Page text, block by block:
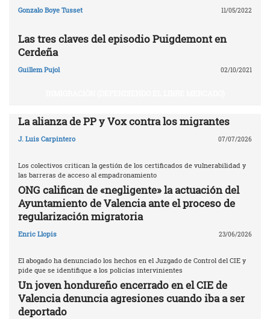
Gonzalo Boye Tusset 11/05/2022
Las tres claves del episodio Puigdemont en
Cerdeña
Guillem Pujol 02/10/2021
La alianza de PP y Vox contra los migrantes
J. Luis Carpintero 07/07/2026
Los colectivos critican la gestión de los certificados de vulnerabilidad y
las barreras de acceso al empadronamiento
ONG califican de «negligente» la actuación del
Ayuntamiento de Valencia ante el proceso de
regularización migratoria
Enric Llopis 23/06/2026
El abogado ha denunciado los hechos en el Juzgado de Control del CIE y
pide que se identifique a los policías intervinientes
Un joven hondureño encerrado en el CIE de
Valencia denuncia agresiones cuando iba a ser
deportado